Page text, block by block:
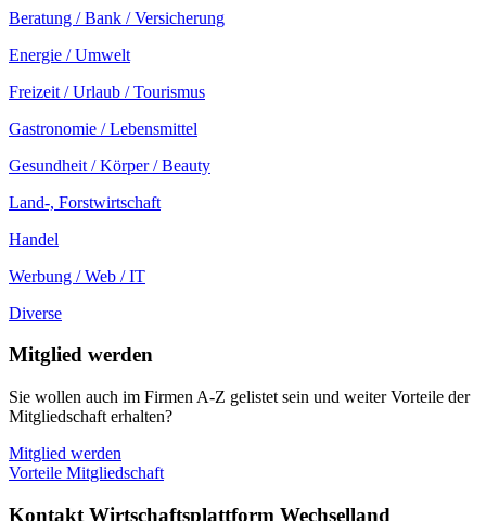
Beratung / Bank / Versicherung
Energie / Umwelt
Freizeit / Urlaub / Tourismus
Gastronomie / Lebensmittel
Gesundheit / Körper / Beauty
Land-, Forstwirtschaft
Handel
Werbung / Web / IT
Diverse
Mitglied werden
Sie wollen auch im Firmen A-Z gelistet sein und weiter Vorteile der
Mitgliedschaft erhalten?
Mitglied werden
Vorteile Mitgliedschaft
Kontakt Wirtschaftsplattform Wechselland